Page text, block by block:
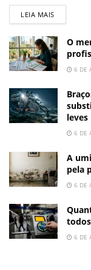
LEIA MAIS
O
6 DE
leves
6 DE
A
pela
6 DE
6 DE